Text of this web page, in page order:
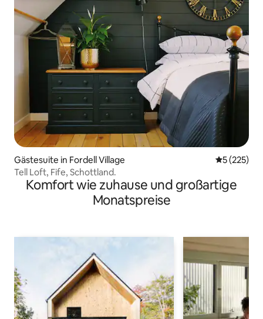
Gästesuite in Fordell Village
5 (225)
Tell Loft, Fife, Schottland.
Komfort wie zuhause und großartige
Monatspreise